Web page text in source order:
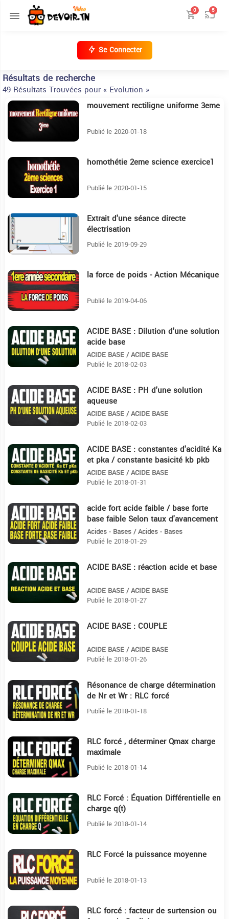
0 5
Se Connecter
Résultats de recherche
49 Résultats Trouvées pour « Evolution »
mouvement rectiligne uniforme 3eme
Publié le 2020-01-18
homothétie 2eme science exercice1
Publié le 2020-01-15
4:41 Extrait d'une séance directe
électrisation
Publié le 2019-09-29
14:14 la force de poids - Action Mécanique
Publié le 2019-04-06
21:30 ACIDE BASE : Dilution d'une solution
acide base
ACIDE BASE / ACIDE BASE
Publié le 2018-02-03
12:10 ACIDE BASE : PH d'une solution
aqueuse
ACIDE BASE / ACIDE BASE
Publié le 2018-02-03
27:24 ACIDE BASE : constantes d'acidité Ka
et pka / constante basicité kb pkb
ACIDE BASE / ACIDE BASE
Publié le 2018-01-31
11:56 acide fort acide faible / base forte
base faible Selon taux d'avancement
Acides - Bases / Acides - Bases
Publié le 2018-01-29
12:8 ACIDE BASE : réaction acide et base
ACIDE BASE / ACIDE BASE
Publié le 2018-01-27
14:41 ACIDE BASE : COUPLE
ACIDE BASE / ACIDE BASE
Publié le 2018-01-26
15:17 Résonance de charge détermination
de Nr et Wr : RLC forcé
Publié le 2018-01-18
8:10 RLC forcé , déterminer Qmax charge
maximale
Publié le 2018-01-14
3:55 RLC Forcé : Équation Différentielle en
charge q(t)
Publié le 2018-01-14
4:20 RLC Forcé la puissance moyenne
Publié le 2018-01-13
5:58 RLC forcé : facteur de surtension ou